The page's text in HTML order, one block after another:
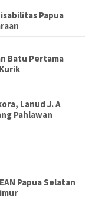
Papua
Batu Pertama
Lanud J. A
Pahlawan
Papua Selatan